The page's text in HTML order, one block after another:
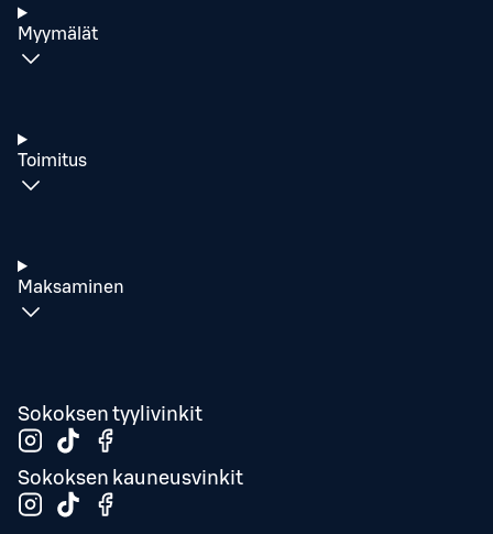
Myymälät
Toimitus
Maksaminen
Sokoksen tyylivinkit
Sokoksen kauneusvinkit